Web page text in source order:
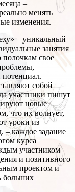
–
менять
изменения.
– уникальный
занятия
полочкам свое
собой
участники пишут
новые
что их волнует,
уроки из
– каждое задание
курса
участником
и позитивного
проектом и
больших